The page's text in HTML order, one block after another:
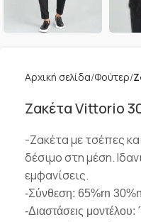
Αρχική σελίδα Φούτερ
Ζακέτα Vittorio
-Ζακέτα με τσέπες
δέσιμο στη μέση.
εμφανίσεις.
-Σύνθεση: 65%rn
-Διαστάσεις